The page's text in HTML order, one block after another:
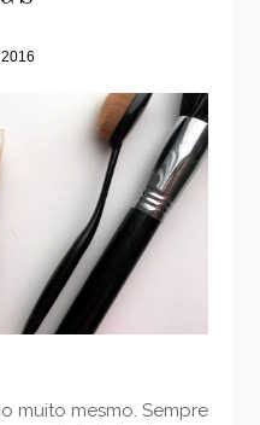
2016
muito mesmo. Sempre